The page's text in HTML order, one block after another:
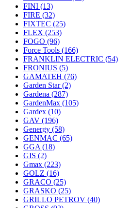
FINI (13)
FIRE (32)
FIXTEC (25)
FLEX (253)
FOGO (96)
Force Tools (166)
FRANKLIN ELECTRIC (54)
FRONIUS (5)
GAMATEH (76)
Garden Star(2)
Gardena (287)
GardenMax (105)
Gardex (10)
GAV (196)
Genergy (58)
GENMAC (65)
GGA (18)
GIS (2)
Gmax (223)
GOLZ (16)
GRACO (25)
GRASKO (25)
GRILLO PETROV (40)